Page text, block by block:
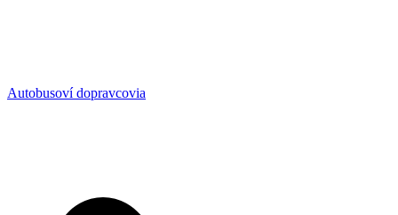
Autobusoví dopravcovia